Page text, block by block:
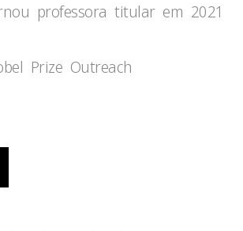
professora titular em 2021
Prize Outreach